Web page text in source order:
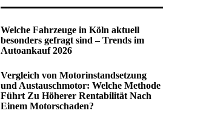
Welche Fahrzeuge in Köln aktuell
besonders gefragt sind – Trends im
Autoankauf 2026
Vergleich von Motorinstandsetzung
und Austauschmotor: Welche Methode
Führt Zu Höherer Rentabilität Nach
Einem Motorschaden?